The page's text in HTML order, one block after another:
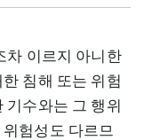
차 이르지 아니한
침해 또는 위험
기수와는 그 행위
험성도 다르므